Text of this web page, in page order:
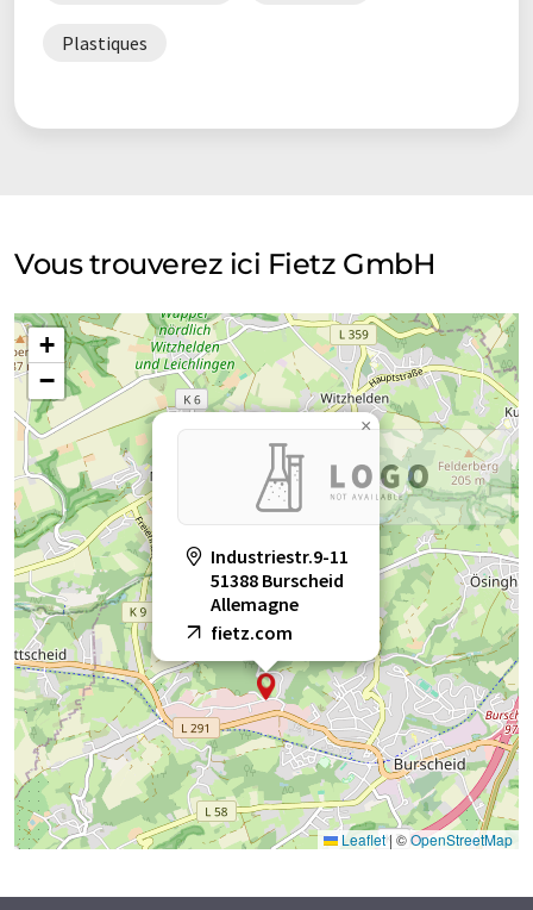
Plastiques
Vous trouverez ici Fietz GmbH
Industriestr.9-11
51388 Burscheid
Allemagne
fietz.com
×
+
−
Leaflet| ©OpenStreetMap